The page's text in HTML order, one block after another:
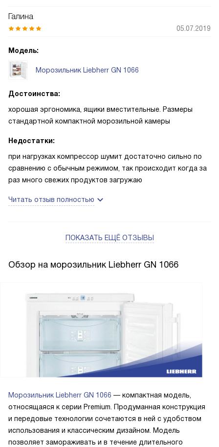
Галина
05.07.2019
Модель:
Морозильник Liebherr GN 1066
Достоинства:
хорошая эргономика, ящики вместительные. Размеры
стандартной компактной морозильной камеры
Недостатки:
при нагрузках компрессор шумит достаточно сильно по
сравнению с обычным режимом, так происходит когда за
раз много свежих продуктов загружаю
Читать отзыв полностью
ПОКАЗАТЬ ЕЩЁ ОТЗЫВЫ
Обзор на морозильник Liebherr GN 1066
Морозильник Liebherr GN 1066 — компактная модель,
относящаяся к серии Premium. Продуманная конструкция
и передовые технологии сочетаются в ней с удобством
использования и классическим дизайном. Модель
позволяет замораживать и в течение длительного